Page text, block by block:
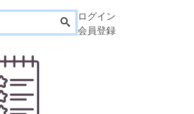
ログイン
会員登録